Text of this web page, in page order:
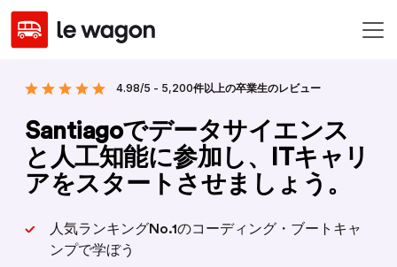
4.98/5 - 5,200件以上の卒業生のレビュー
Santiagoでデータサイエンス
と人工知能に参加し、ITキャリ
アをスタートさせましょう。
人気ランキングNo.1のコーディング・ブートキャ
ンプで学ぼう